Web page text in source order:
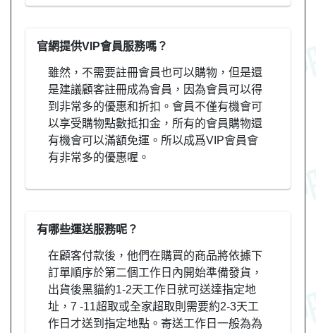
官網提供VIP會員服務嗎？
雖然，不需要註冊會員也可以購物，但是還
是建議顧客註冊成為會員，因為會員可以得
到非常多的優惠和折扣。會員不僅有機會可
以享受購物點數抵扣金，所有的會員購物還
有機會可以滿額免運。所以成爲VIP會員會
有非常多的優惠喔。
有哪些運送服務呢？
在顧客付款後，他們在購買的商品將依據下
訂單順序於第二個工作日內開始準備發貨，
出貨後黑貓約1-2天工作日就可送達指定地
址，7 -11超取或全家超取則需要約2-3天工
作日才送到指定地點。寄送工作日一般為為